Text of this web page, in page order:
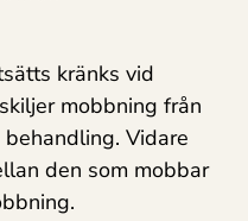
kränks vid
mobbning från
Vidare
den som mobbar